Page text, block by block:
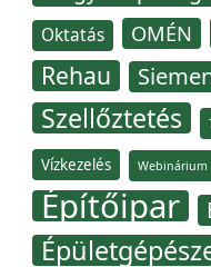
Oktatás OMÉN
Rehau
Szellőztetés
Vízkezelés Webinárium
Építőipar